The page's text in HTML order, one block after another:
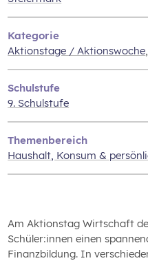
Kategorie
Aktionstage / Aktionswoche,
Schulstufe
9. Schulstufe
Themenbereich
Haushalt, Konsum &
Am Aktionstag Wirtschaft
Schüler:innen einen
Finanzbildung. In